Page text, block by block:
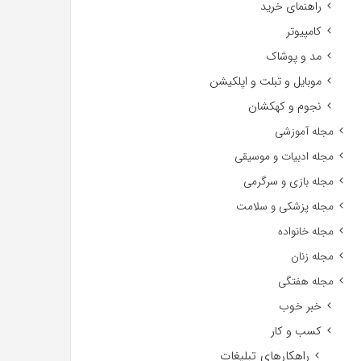
راهنمای خرید
کامپیوتر
مد و پوشاک
موبایل و تبلت و اپلکیشن
نجوم و کهکشان
مجله آموزشی
مجله ادبیات و موسیقی
مجله بازی و سرگرمی
مجله پزشکی و سلامت
مجله خانواده
مجله زنان
مجله هفتگی
خبر خوب
کسب و کار
راهکارهای تبلیغات